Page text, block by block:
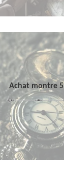
Achat montre